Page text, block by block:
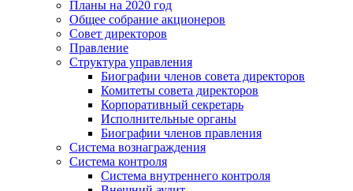
Планы на 2020 год
Общее собрание акционеров
Совет директоров
Правление
Структура управления
Биографии членов совета директоров
Комитеты совета директоров
Корпоративный секретарь
Исполнительные органы
Биографии членов правления
Система вознаграждения
Система контроля
Система внутреннего контроля